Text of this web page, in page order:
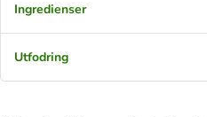
Ingredienser
Utfodring